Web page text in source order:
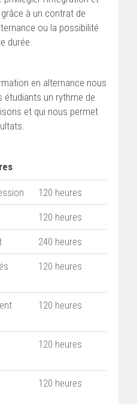
à un contrat de
ou la possibilité
durée.
en alternance nous
étudiants un rythme de
et qui nous permet
120 heures
120 heures
240 heures
120 heures
120 heures
120 heures
120 heures